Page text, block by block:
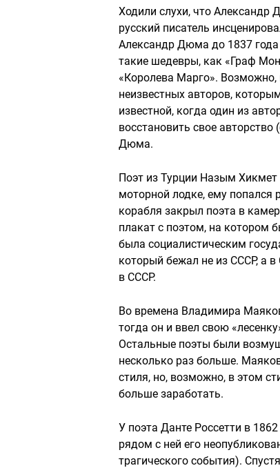
Ходили слухи, что
русский писатель
Александр Дюма до 1837 года
такие шедевры, как «Граф
«Королева Марго».
неизвестных авторов,
известной, когда один из
восстановить свое
Дюма.
Поэт из Турции Назым
моторной лодке, ему
корабля закрыл поэта в
плакат с поэтом, на котором
была социалистическим
который бежал не из СССР, а
в СССР.
Во времена Владимира
тогда он и ввел свою
Остальные поэты были
несколько раз больше.
стиля, но, возможно, в этом
больше заработать.
У поэта Данте Россетти в
рядом с ней его
трагического события).